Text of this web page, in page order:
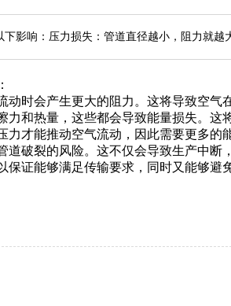
影响：压力损失：管道直径越小，阻力就
时会产生更大的阻力。这将导致空气
和热量，这些都会导致能量损失。这
才能推动空气流动，因此需要更多的
破裂的风险。这不仅会导致生产中断
证能够满足传输要求，同时又能够避